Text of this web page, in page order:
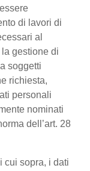
di lavori di
al
gestione di
soggetti
richiesta,
personali
nominati
dell’art. 28
cui sopra, i dati